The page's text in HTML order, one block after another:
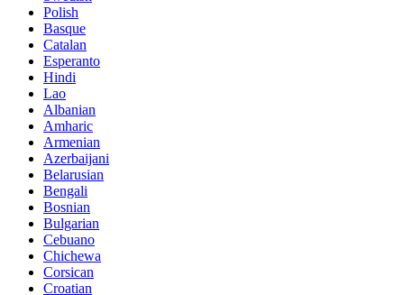
Polish
Basque
Catalan
Esperanto
Hindi
Lao
Albanian
Amharic
Armenian
Azerbaijani
Belarusian
Bengali
Bosnian
Bulgarian
Cebuano
Chichewa
Corsican
Croatian